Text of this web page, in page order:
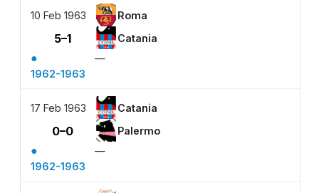
10 Feb 1963 Roma
5–1 Catania
●
—
1962-1963
17 Feb 1963 Catania
0–0 Palermo
●
—
1962-1963